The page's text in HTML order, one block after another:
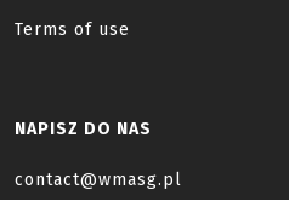
Terms of use
NAPISZ DO NAS
contact@wmasg.pl